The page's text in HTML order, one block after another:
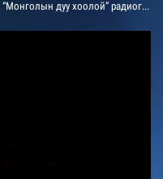
“Монголын дуу хоолой” радиогийн “Шуудангийн хайрцаг” нэвтрүүлэг /давтана/